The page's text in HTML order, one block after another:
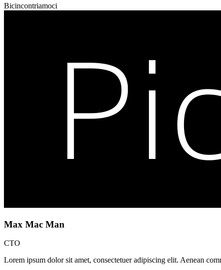
Bicincontriamoci
Max Mac Man
CTO
Lorem ipsum dolor sit amet, consectetuer adipiscing elit. Aenean